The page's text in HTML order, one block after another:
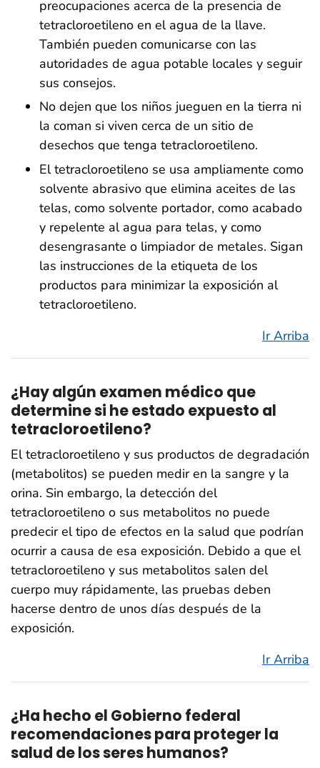
preocupaciones acerca de la presencia de
tetracloroetileno en el agua de la llave.
También pueden comunicarse con las
autoridades de agua potable locales y seguir
sus consejos.
No dejen que los niños jueguen en la tierra ni
la coman si viven cerca de un sitio de
desechos que tenga tetracloroetileno.
El tetracloroetileno se usa ampliamente como
solvente abrasivo que elimina aceites de las
telas, como solvente portador, como acabado
y repelente al agua para telas, y como
desengrasante o limpiador de metales. Sigan
las instrucciones de la etiqueta de los
productos para minimizar la exposición al
tetracloroetileno.
Ir Arriba
¿Hay algún examen médico que
determine si he estado expuesto al
tetracloroetileno?
El tetracloroetileno y sus productos de degradación
(metabolitos) se pueden medir en la sangre y la
orina. Sin embargo, la detección del
tetracloroetileno o sus metabolitos no puede
predecir el tipo de efectos en la salud que podrían
ocurrir a causa de esa exposición. Debido a que el
tetracloroetileno y sus metabolitos salen del
cuerpo muy rápidamente, las pruebas deben
hacerse dentro de unos días después de la
exposición.
Ir Arriba
¿Ha hecho el Gobierno federal
recomendaciones para proteger la
salud de los seres humanos?